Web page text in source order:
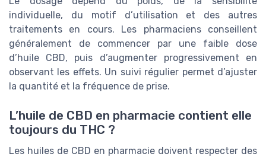
individuelle, du motif d’utilisation et des autres
traitements en cours. Les pharmaciens conseillent
généralement de commencer par une faible dose
d’huile CBD, puis d’augmenter progressivement en
observant les effets. Un suivi régulier permet d’ajuster
la quantité et la fréquence de prise.
L’huile de CBD en pharmacie contient elle
toujours du THC ?
Les huiles de CBD en pharmacie doivent respecter des